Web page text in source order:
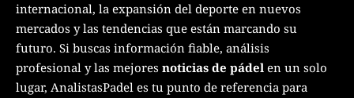
internacional, la expansión del deporte en nuevos
mercados y las tendencias que están marcando su
futuro. Si buscas información fiable, análisis
profesional y las mejores noticias de pádel en un solo
lugar, AnalistasPadel es tu punto de referencia para